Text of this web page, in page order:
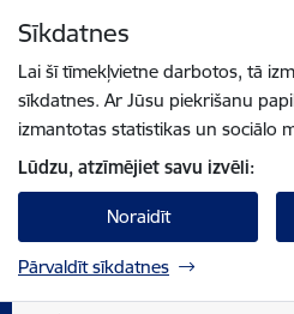
Sīkdatnes
Lai šī tīmekļvietne darbotos, tā
sīkdatnes. Ar Jūsu piekrišanu
izmantotas statistikas un sociālo
Lūdzu, atzīmējiet savu izvēli:
Noraidīt
Pārvaldīt sīkdatnes